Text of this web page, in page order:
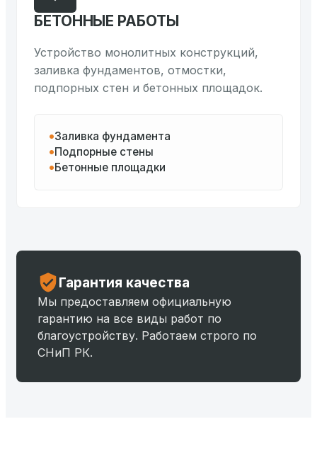
БЕТОННЫЕ РАБОТЫ
Устройство монолитных конструкций,
заливка фундаментов, отмостки,
подпорных стен и бетонных площадок.
Заливка фундамента
Подпорные стены
Бетонные площадки
Гарантия качества
Мы предоставляем официальную
гарантию на все виды работ по
благоустройству. Работаем строго по
СНиП РК.